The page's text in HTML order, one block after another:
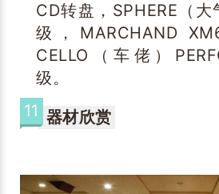
CD转盘，SPHERE（
级，MARCHAND
CELLO（车佬）
级。
11 器材欣赏